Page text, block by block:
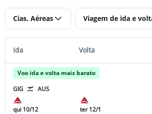
Cias. Aéreas Viagem de ida e
Ida Volta
Voo ida e volta mais barato
GIG
AUS
qui 10/12
ter 12/1